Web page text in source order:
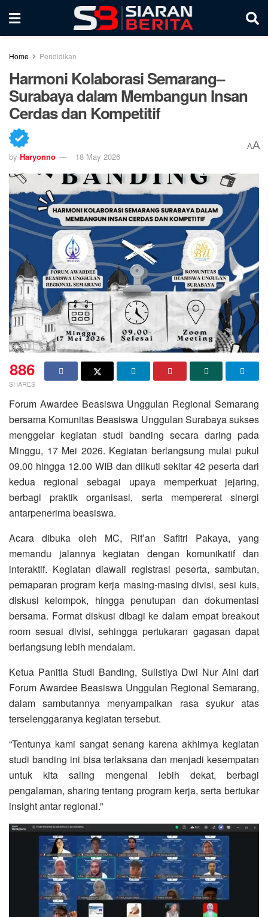
Home Pendidikan
Harmoni Kolaborasi Semarang–
Surabaya dalam Membangun Insan
Cerdas dan Kompetitif
by Haryonno 18 May 2026
AA
886
SHARES
Forum Awardee Beasiswa Unggulan Regional Semarang
bersama Komunitas Beasiswa Unggulan Surabaya sukses
menggelar kegiatan studi banding secara daring pada
Minggu, 17 Mei 2026. Kegiatan berlangsung mulai pukul
09.00 hingga 12.00 WIB dan diikuti sekitar 42 peserta dari
kedua regional sebagai upaya memperkuat jejaring,
berbagi praktik organisasi, serta mempererat sinergi
antarpenerima beasiswa.
Acara dibuka oleh MC, Rif’an Safitri Pakaya, yang
memandu jalannya kegiatan dengan komunikatif dan
interaktif. Kegiatan diawali registrasi peserta, sambutan,
pemaparan program kerja masing-masing divisi, sesi kuis,
diskusi kelompok, hingga penutupan dan dokumentasi
bersama. Format diskusi dibagi ke dalam empat breakout
room sesuai divisi, sehingga pertukaran gagasan dapat
berlangsung lebih mendalam.
Ketua Panitia Studi Banding, Sulistiya Dwi Nur Aini dari
Forum Awardee Beasiswa Unggulan Regional Semarang,
dalam sambutannya menyampaikan rasa syukur atas
terselenggaranya kegiatan tersebut.
“Tentunya kami sangat senang karena akhirnya kegiatan
studi banding ini bisa terlaksana dan menjadi kesempatan
untuk kita saling mengenal lebih dekat, berbagi
pengalaman, sharing tentang program kerja, serta bertukar
insight antar regional.”